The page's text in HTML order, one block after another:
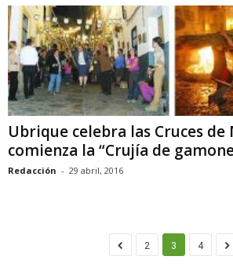
Ubrique celebra las Cruces de
comienza la “Crujía de
Redacción - 29 abril, 2016
2 3 4